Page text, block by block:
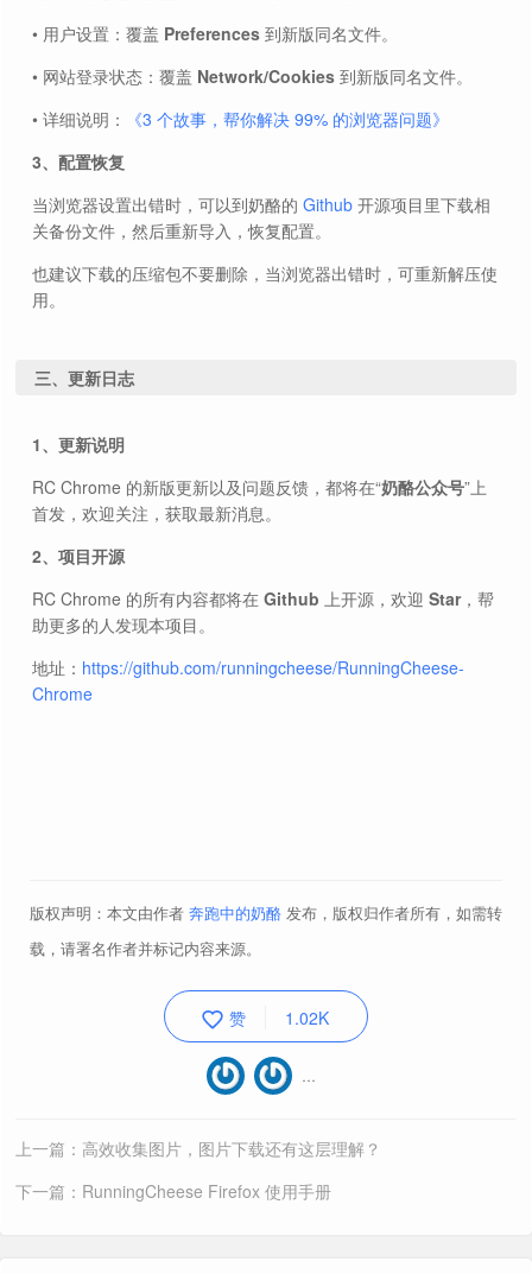
• 用户设置：覆盖 Preferences 到新版同名文件。
• 网站登录状态：覆盖 Network/Cookies 到新版同名文件。
• 详细说明：
《3 个故事，帮你解决 99% 的浏览器问题》
3、配置恢复
当浏览器设置出错时，可以到奶酪的 Github 开源项目里下载相
关备份文件，然后重新导入，恢复配置。
也建议下载的压缩包不要删除，当浏览器出错时，可重新解压使
用。
三、更新日志
1、更新说明
RC Chrome 的新版更新以及问题反馈，都将在“奶酪公众号”上
首发，欢迎关注，获取最新消息。
2、项目开源
RC Chrome 的所有内容都将在 Github 上开源，欢迎 Star，帮
助更多的人发现本项目。
地址： https://github.com/runningcheese/RunningCheese-
Chrome
自带 UC 脚本
浏览器必备，2025 年度最喜欢浏览器扩展
浏览器必备，2025 年度最喜欢油猴脚本
美化网页，2025 年度最喜欢 Stylish 样式
搜索引擎
拜托了！3202 年一定要知道这个搜索技巧
版权声明：本文由作者 奔跑中的奶酪 发布，版权归作者所有，如需转
载，请署名作者并标记内容来源。
赞 1.02K
上一篇：高效收集图片，图片下载还有这层理解？
下一篇：RunningCheese Firefox 使用手册